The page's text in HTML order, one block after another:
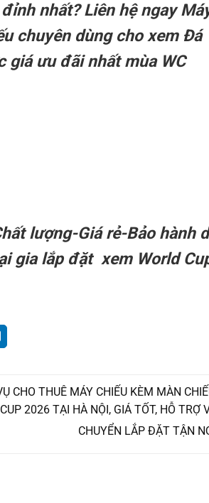
nhất? Liên hệ ngay
chuyên dùng cho xem Đá
giá ưu đãi nhất mùa WC
lượng-Giá rẻ-Bảo hành
gia lắp đặt xem World
CHO THUÊ MÁY CHIẾU KÈM MÀN
2026 TẠI HÀ NỘI, GIÁ TỐT, HỖ TRỢ
CHUYỂN LẮP ĐẶT TẬN